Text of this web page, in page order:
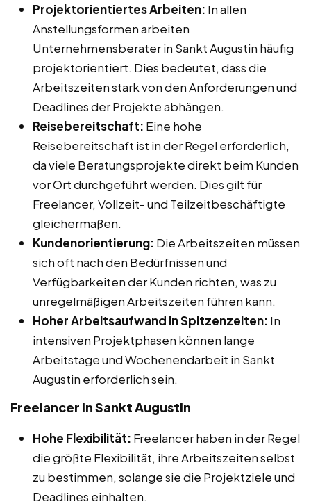
Projektorientiertes Arbeiten: In allen
Anstellungsformen arbeiten
Unternehmensberater in Sankt Augustin häufig
projektorientiert. Dies bedeutet, dass die
Arbeitszeiten stark von den Anforderungen und
Deadlines der Projekte abhängen.
Reisebereitschaft: Eine hohe
Reisebereitschaft ist in der Regel erforderlich,
da viele Beratungsprojekte direkt beim Kunden
vor Ort durchgeführt werden. Dies gilt für
Freelancer, Vollzeit- und Teilzeitbeschäftigte
gleichermaßen.
Kundenorientierung: Die Arbeitszeiten müssen
sich oft nach den Bedürfnissen und
Verfügbarkeiten der Kunden richten, was zu
unregelmäßigen Arbeitszeiten führen kann.
Hoher Arbeitsaufwand in Spitzenzeiten: In
intensiven Projektphasen können lange
Arbeitstage und Wochenendarbeit in Sankt
Augustin erforderlich sein.
Freelancer in Sankt Augustin
Hohe Flexibilität: Freelancer haben in der Regel
die größte Flexibilität, ihre Arbeitszeiten selbst
zu bestimmen, solange sie die Projektziele und
Deadlines einhalten.